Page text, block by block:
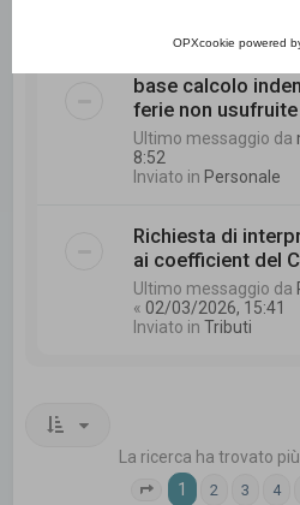
OPXcookie powered
base calcolo
ferie non usufruite
Ultimo messaggio da
8:52
Inviato in Personale
Richiesta di
ai coefficient del
Ultimo messaggio da
« 02/03/2026, 15:41
Inviato inTributi
La ricerca ha trovato
Pagina 1di 40
1 2 3 4